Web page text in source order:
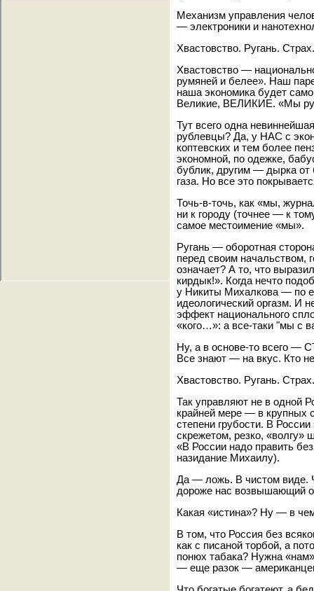
Механизм управления
— электроники и
Хвастовство. Ругань.
Хвастовство —
румяней и белее». Наш
наша экономика будет
Великие, ВЕЛИКИЕ. «Мы
Тут всего одна
рублевцы? Да, у НАС с
коптевских и тем более
экономной, по одежке,
бублик, другим — дырка
газа. Но все это
Точь-в-точь, как «мы,
ни к городу (точнее — к
самое местоимение «мы».
Ругань — оборотная
перед своим начальством,
означает? А то, что
кирдык!». Когда нечто
у Никиты Михалкова — по
идеологический оргазм. И
эффект национального
«кого…»: а все-таки "мы с
Ну, а в основе-то всего —
Все знают — на вкус. Кто
Хвастовство. Ругань. Страх.
Так управляют не в одной
крайней мере — в крупных
степени грубости. В
скрежетом, резко, «волгу»
«В России надо править
назидание Михаилу).
Да — ложь. В чистом виде.
дороже нас возвышающий
Какая «истина»? Ну — в
В том, что Россия без
как с писаной торбой, а
понюх табака? Нужна
— еще разок —